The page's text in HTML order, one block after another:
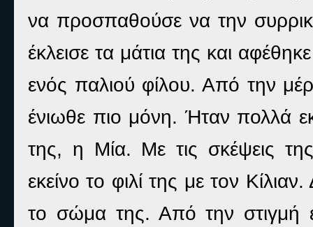
να προσπαθούσε να την
έκλεισε τα μάτια της και
ενός παλιού φίλου. Από την
ένιωθε πιο μόνη. Ήταν πολλά
της, η Μία. Με τις σκέψεις
εκείνο το φιλί της με τον
το σώμα της. Από την στιγμή